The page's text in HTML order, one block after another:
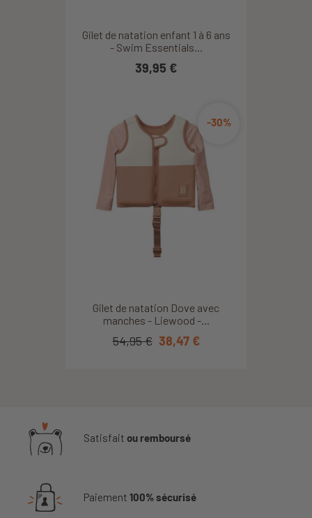
Gilet de natation enfant 1 à 6 ans
- Swim Essentials...
39,95 €
Gilet de natation Dove avec
manches - Liewood -...
-30%
54,95 € 38,47 €
Satisfait ou remboursé
Paiement 100% sécurisé